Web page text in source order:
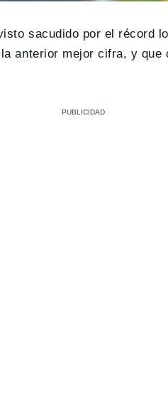
sacudido por el récord
anterior mejor cifra, y